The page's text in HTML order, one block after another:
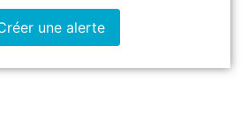
une alerte